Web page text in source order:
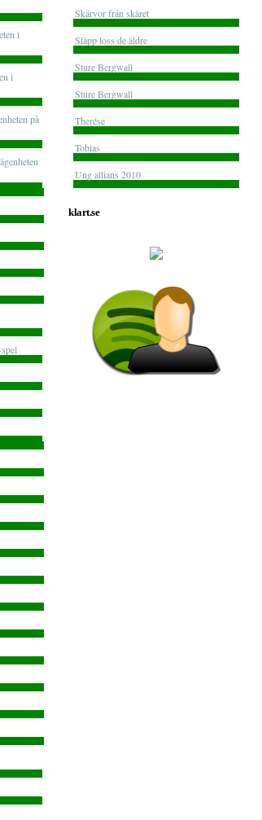
i
i
på
Skärvor från skäret
Släpp loss de äldre
Sture Bergwall
Sture Bergwall
Therése
Tobias
Ung allians 2010
klart.se